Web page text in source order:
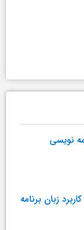
نویسی
زبان برنامه